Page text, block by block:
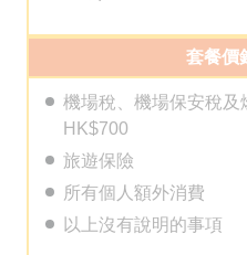
套餐價
機場稅、機場保安稅及
HK$700
旅遊保險
所有個人額外消費
以上沒有說明的事項